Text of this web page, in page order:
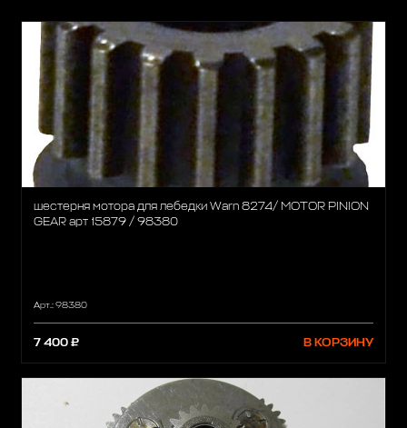
шестерня мотора для лебедки Warn 8274/ MOTOR PINION
GEAR арт 15879 / 98380
Арт.: 98380
7 400 ₽ В КОРЗИНУ